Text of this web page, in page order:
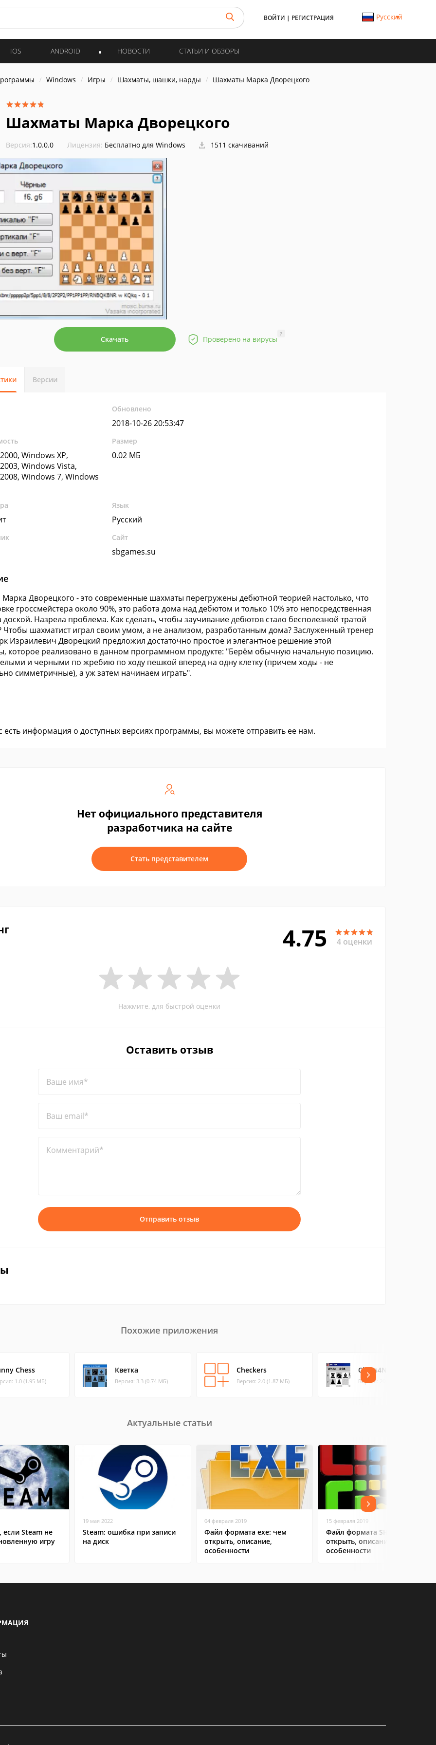
ВОЙТИ | РЕГИСТРАЦИЯ Русский
IOS ANDROID НОВОСТИ СТАТЬИ И ОБЗОРЫ
Windows Игры Шахматы, шашки, нарды Шахматы Марка Дворецкого
Шахматы Марка Дворецкого
Версия:1.0.0.0 Лицензия: Бесплатно для Windows 1511 скачиваний
Скачать Проверено на вирусы
?
Версии
Обновлено
2018-10-26 20:53:47
Windows XP,
Windows Vista,
Windows 7, Windows
Размер
0.02 МБ
Язык
Русский
Сайт
sbgames.su
Дворецкого - это современные шахматы перегружены дебютной теорией настолько, что
гроссмейстера около 90%, это работа дома над дебютом и только 10% это непосредственная
доской. Назрела проблема. Как сделать, чтобы заучивание дебютов стало бесполезной тратой
Чтобы шахматист играл своим умом, а не анализом, разработанным дома? Заслуженный тренер
Израилевич Дворецкий предложил достаточно простое и элегантное решение этой
которое реализовано в данном программном продукте: "Берём обычную начальную позицию.
и черными по жребию по ходу пешкой вперед на одну клетку (причем ходы - не
симметричные), а уж затем начинаем играть".
есть информация о доступных версиях программы, вы можете отправить ее нам.
Нет официального представителя
разработчика на сайте
Стать представителем
4.75 4 оценки
Нажмите, для быстрой оценки
Оставить отзыв
Ваше имя*
Ваш email*
Комментарий*
Отправить отзыв
Похожие приложения
Chess
1.0 (1.95 МБ)
Кветка
Версия: 3.3 (0.74 МБ)
Checkers
Версия: 2.0 (1.87 МБ)
Chess4Net Skype
Версия: 2011.1 (1.04 МБ)
Актуальные статьи
если Steam не
игру
19 мая 2022
Steam: ошибка при записи
на диск
04 февраля 2019
Файл формата exe: чем
открыть, описание,
особенности
15 февраля 2019
Файл формата SHS: чем
открыть, описание,
особенности